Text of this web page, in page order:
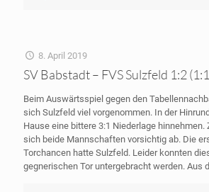
8. April 2019
SV Babstadt – FVS Sulzfeld 1:2
Beim Auswärtsspiel gegen den
sich Sulzfeld viel vorgenommen. In der
Hause eine bittere 3:1 Niederlage hinnehmen.
sich beide Mannschaften vorsichtig ab. Die
Torchancen hatte Sulzfeld. Leider konnten
gegnerischen Tor untergebracht werden. Aus